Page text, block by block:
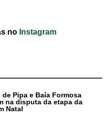
no Instagram
de Pipa e Baía Formosa
na disputa da etapa da
Natal